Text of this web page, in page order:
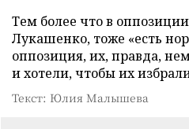
Тем более что в
Лукашенко, тоже «есть
оппозиция, их, правда,
и хотели, чтобы их
Текст: Юлия Малышева